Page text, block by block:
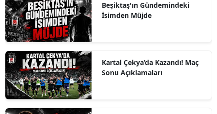
Beşiktaş'ın Gündemindeki
İsimden Müjde
Kartal Çekya’da Kazandı! Maç
Sonu Açıklamaları